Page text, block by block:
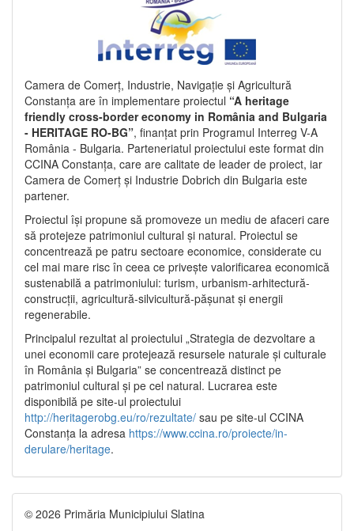
Camera de Comerț, Industrie, Navigație și Agricultură
Constanța are în implementare proiectul “A heritage
friendly cross-border economy in România and Bulgaria
- HERITAGE RO-BG”, finanțat prin Programul Interreg V-A
România - Bulgaria. Parteneriatul proiectului este format din
CCINA Constanța, care are calitate de leader de proiect, iar
Camera de Comerț și Industrie Dobrich din Bulgaria este
partener.
Proiectul își propune să promoveze un mediu de afaceri care
să protejeze patrimoniul cultural și natural. Proiectul se
concentrează pe patru sectoare economice, considerate cu
cel mai mare risc în ceea ce privește valorificarea economică
sustenabilă a patrimoniului: turism, urbanism-arhitectură-
construcții, agricultură-silvicultură-pășunat și energii
regenerabile.
Principalul rezultat al proiectului „Strategia de dezvoltare a
unei economii care protejează resursele naturale și culturale
în România și Bulgaria” se concentrează distinct pe
patrimoniul cultural și pe cel natural. Lucrarea este
disponibilă pe site-ul proiectului
http://heritagerobg.eu/ro/rezultate/ sau pe site-ul CCINA
Constanța la adresa https://www.ccina.ro/proiecte/in-
derulare/heritage.
© 2026 Primăria Municipiului Slatina